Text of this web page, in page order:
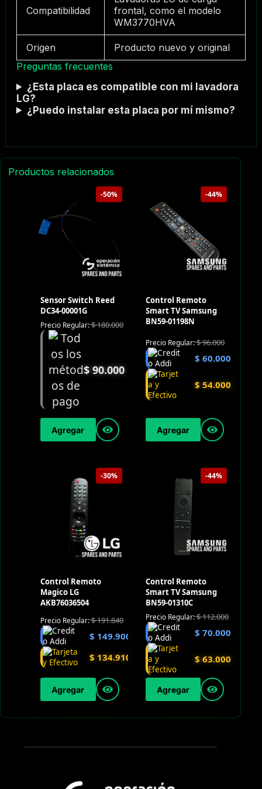
Compatibilidad
frontal, como el modelo
WM3770HVA
Origen
Producto nuevo y original
Preguntas frecuentes
¿Esta placa es compatible con mi lavadora
LG?
¿Puedo instalar esta placa por mí mismo?
Productos relacionados
-50%
Sensor Switch Reed
DC34-00001G
Precio Regular:$180.000
$90.000
Agregar
-44%
Control Remoto
Smart TV Samsung
BN59-01198N
Precio Regular:$96.000
$ 60.000
$ 54.000
Agregar
-30%
Control Remoto
Magico LG
AKB76036504
Precio Regular:$191.840
$ 149.900
$ 134.910
Agregar
-44%
Control Remoto
Smart TV Samsung
BN59-01310C
Precio Regular:$112.000
$ 70.000
$ 63.000
Agregar